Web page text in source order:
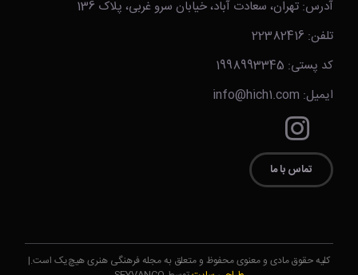
آدرس: تهران، سعادت آباد، خیابان سرو غربی، پلاک 136
تلفن: 22382416
کد پستی: 1998993345
ایمیل: info@hich1.com
تماس با ما
کلیه حقوق مادی و معنوی محفوظ و متعلق به مجله فرهنگی هنری هیچ‌یک است.|